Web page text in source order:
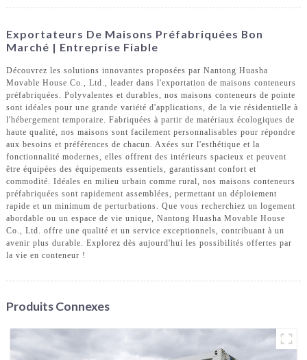
Exportateurs De Maisons Préfabriquées Bon
Marché | Entreprise Fiable
Découvrez les solutions innovantes proposées par Nantong Huasha
Movable House Co., Ltd., leader dans l'exportation de maisons conteneurs
préfabriquées. Polyvalentes et durables, nos maisons conteneurs de pointe
sont idéales pour une grande variété d'applications, de la vie résidentielle à
l'hébergement temporaire. Fabriquées à partir de matériaux écologiques de
haute qualité, nos maisons sont facilement personnalisables pour répondre
aux besoins et préférences de chacun. Axées sur l'esthétique et la
fonctionnalité modernes, elles offrent des intérieurs spacieux et peuvent
être équipées des équipements essentiels, garantissant confort et
commodité. Idéales en milieu urbain comme rural, nos maisons conteneurs
préfabriquées sont rapidement assemblées, permettant un déploiement
rapide et un minimum de perturbations. Que vous recherchiez un logement
abordable ou un espace de vie unique, Nantong Huasha Movable House
Co., Ltd. offre une qualité et un service exceptionnels, contribuant à un
avenir plus durable. Explorez dès aujourd'hui les possibilités offertes par
la vie en conteneur !
Produits Connexes